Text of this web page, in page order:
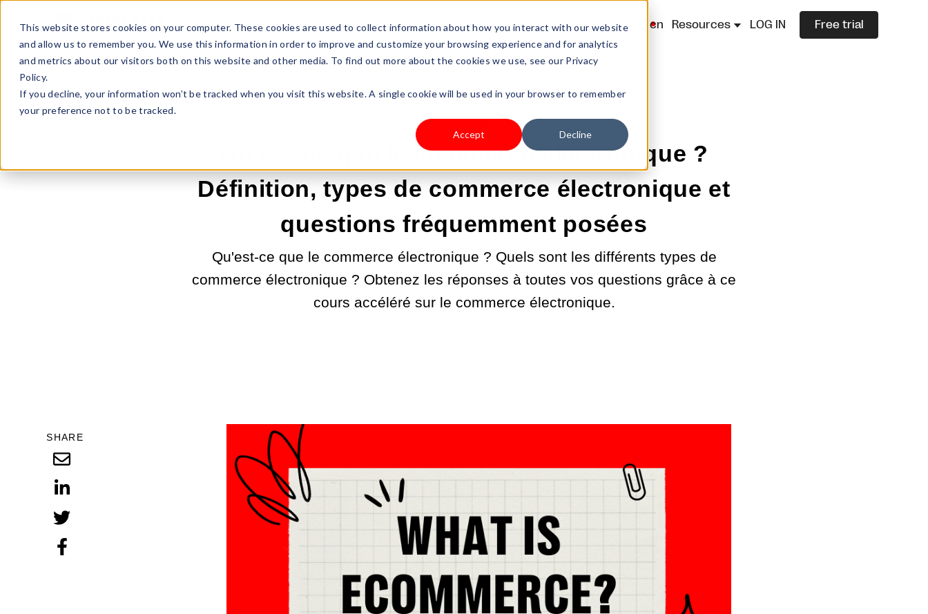
This website stores cookies on your computer. These cookies are used to collect information about how you interact with our website
and allow us to remember you. We use this information in order to improve and customize your browsing experience and for analytics
and metrics about our visitors both on this website and other media. To find out more about the cookies we use, see our Privacy
Policy.
If you decline, your information won’t be tracked when you visit this website. A single cookie will be used in your browser to remember
your preference not to be tracked.
Accept Decline
Sell Online Business Type Pricing Shoplazza.cn Resources LOG IN Free trial
21 AVR. 2025 02:00:00 | CRÉER UNE ENTREPRISE
Qu'est-ce que le commerce électronique ?
Définition, types de commerce électronique et
questions fréquemment posées
Qu'est-ce que le commerce électronique ? Quels sont les différents types de
commerce électronique ? Obtenez les réponses à toutes vos questions grâce à ce
cours accéléré sur le commerce électronique.
SHARE